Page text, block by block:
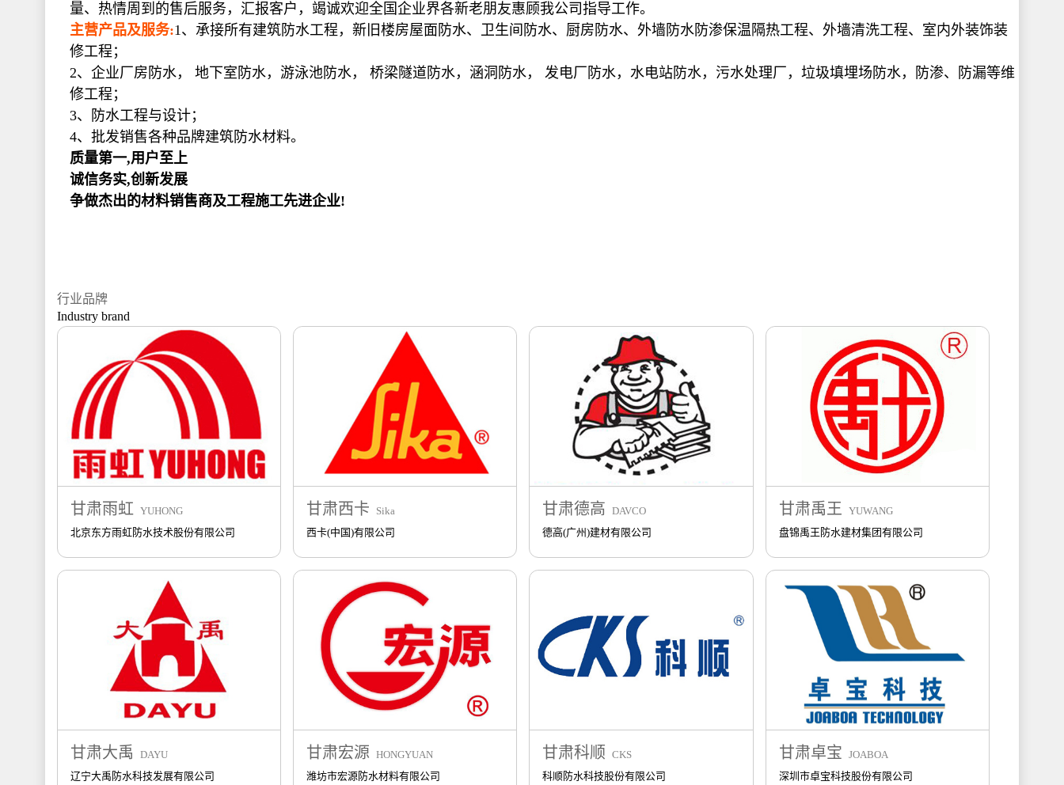
量、热情周到的售后服务，汇报客户，竭诚欢迎全国企业界各新老朋友惠顾我公司指导工作。
主营产品及服务:1、承接所有建筑防水工程，新旧楼房屋面防水、卫生间防水、厨房防水、外墙防水防渗保温隔热工程、外墙清洗工程、室内外装饰装
修工程；
2、企业厂房防水， 地下室防水，游泳池防水， 桥梁隧道防水，涵洞防水， 发电厂防水，水电站防水，污水处理厂，垃圾填埋场防水，防渗、防漏等维
修工程；
3、防水工程与设计；
4、批发销售各种品牌建筑防水材料。
质量第一,用户至上
诚信务实,创新发展
争做杰出的材料销售商及工程施工先进企业!
行业品牌
Industry brand
甘肃雨虹 YUHONG
北京东方雨虹防水技术股份有限公司
甘肃西卡
Sika
西卡(中国)有限公司
甘肃德高
DAVCO
德高(广州)建材有限公司
甘肃禹王
YUWANG
盘锦禹王防水建材集团有限公司
甘肃大禹
DAYU
辽宁大禹防水科技发展有限公司
甘肃宏源
HONGYUAN
潍坊市宏源防水材料有限公司
甘肃科顺
CKS
科顺防水科技股份有限公司
甘肃卓宝 JOABOA
深圳市卓宝科技股份有限公司